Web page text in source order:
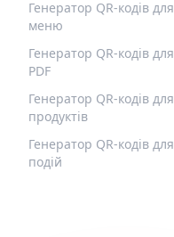
Генератор QR-кодів для
меню
Генератор QR-кодів для
PDF
Генератор QR-кодів для
продуктів
Генератор QR-кодів для
подій